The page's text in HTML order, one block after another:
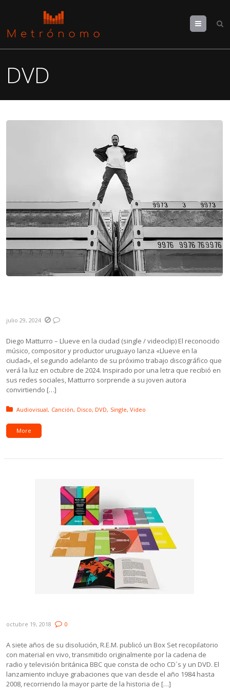
Menu
DVD
julio 29, 2024
Diego Matturro – Llueve en la ciudad (single / videoclip) El reconocido
músico, compositor y productor uruguayo lanza «Llueve en la
ciudad», el segundo adelanto de su próximo trabajo discográfico que
verá la luz en octubre de 2024. Inspirado por una letra que recibió en
sus redes sociales, Matturro sorprende a su joven autora
convirtiendo […]
Posted in:
Audiovisual Canción Disco DVD Single Video
More
octubre 19, 2018 0
A siete años de su disolución, R.E.M. publicó un Box Set recopilatorio
con material en vivo, transmitido originalmente por la cadena de
radio y televisión británica BBC que consta de ocho CD´s y un DVD. El
lanzamiento incluye grabaciones que van desde el año 1984 hasta
2008, recorriendo la mayor parte de la historia de […]